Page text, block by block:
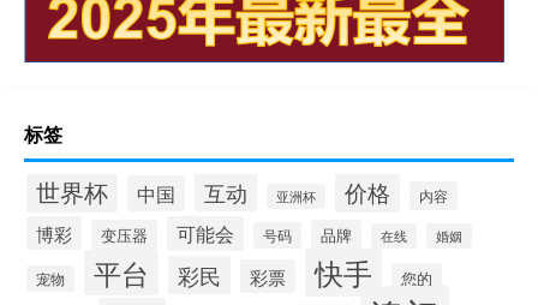
标签
世界杯 中国 互动 亚洲杯 价格 内容
博彩 变压器 可能会 号码 品牌 在线 婚姻
宠物 平台 彩民 彩票 快手 您的